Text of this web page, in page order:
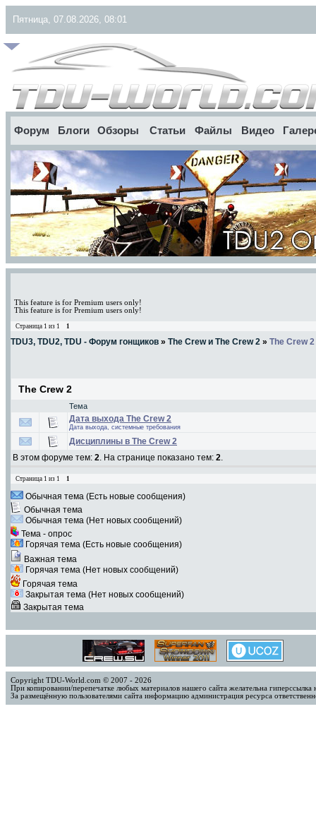
Пятница, 07.08.2026, 08:01
Форум Блоги Обзоры Статьи Файлы Видео
This feature is for Premium users only!
This feature is for Premium users only!
Страница 1 из 1 1
TDU3, TDU2, TDU - Форум гонщиков » The Crew и The Crew 2 » The Crew 2
The Crew 2
Тема
Дата выхода The Crew 2
Дата выхода, системные требования
Дисциплины в The Crew 2
В этом форуме тем: 2. На странице показано тем: 2.
Страница 1 из 1 1
Обычная тема (Есть новые сообщения)
Обычная тема
Обычная тема (Нет новых сообщений)
Тема - опрос
Горячая тема (Есть новые сообщения)
Важная тема
Горячая тема (Нет новых сообщений)
Горячая тема
Закрытая тема (Нет новых сообщений)
Закрытая тема
Copyright TDU-World.com © 2007 - 2026
При копировании/перепечатке любых материалов нашего сайта желательна
За размещённую пользователями сайта информацию администрация ресурса